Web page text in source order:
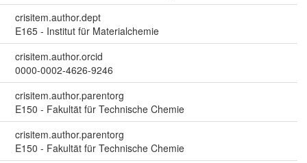
crisitem.author.dept
E165 - Institut für Materialchemie
crisitem.author.orcid
0000-0002-4626-9246
crisitem.author.parentorg
E150 - Fakultät für Technische Chemie
crisitem.author.parentorg
E150 - Fakultät für Technische Chemie